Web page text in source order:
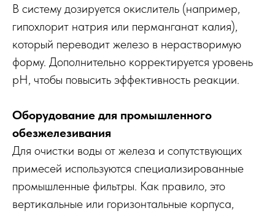
В систему дозируется окислитель (например,
гипохлорит натрия или перманганат калия),
который переводит железо в нерастворимую
форму. Дополнительно корректируется уровень
pH, чтобы повысить эффективность реакции.
Оборудование для промышленного
обезжелезивания
Для очистки воды от железа и сопутствующих
примесей используются специализированные
промышленные фильтры. Как правило, это
вертикальные или горизонтальные корпуса,